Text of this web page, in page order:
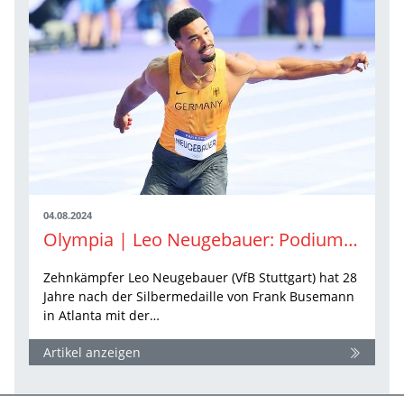
04.08.2024
Olympia | Leo Neugebauer: Podium statt Olymp
Zehnkämpfer Leo Neugebauer (VfB Stuttgart) hat 28
Jahre nach der Silbermedaille von Frank Busemann
in Atlanta mit der…
Artikel anzeigen